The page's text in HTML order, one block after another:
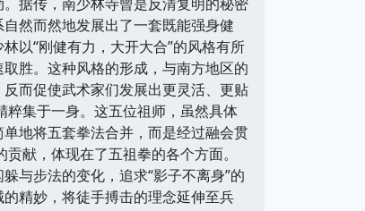
然而然地发展出了一套既能强身健
以“刚健有力，大开大合”的风格有所
胜。这种风格的形成，与南方地区的
而促使武术家们发展出更灵活、更贴
粹集于一身。这五位祖师，虽然具体
地将五套拳法合并，而是经过融会贯
献，体现在了五祖拳的各个方面。
与步法的变化，追求“影子不离身”的
精妙，将徒手搏击的理念延伸至兵